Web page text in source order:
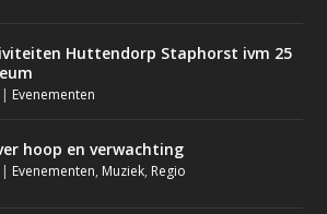
Huttendorp Staphorst ivm 25
Evenementen
hoop en verwachting
Evenementen, Muziek, Regio